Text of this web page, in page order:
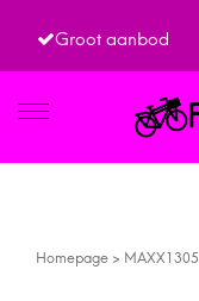
Groot aanbod
Homepage > MAXX1305